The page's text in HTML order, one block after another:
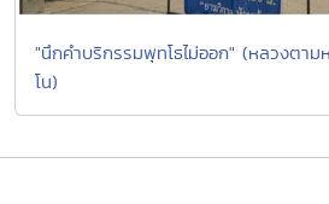
"นึกคำบริกรรมพุทโธไม่ออก" (หลวงต
โน)